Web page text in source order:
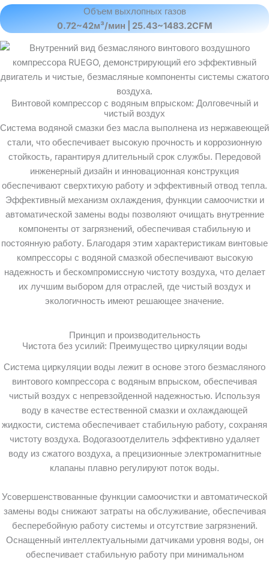
Объем выхлопных газов
0.72~42м³/мин | 25.43~1483.2CFM
Винтовой компрессор с водяным впрыском: Долговечный и
чистый воздух
Система водяной смазки без масла выполнена из нержавеющей
стали, что обеспечивает высокую прочность и коррозионную
стойкость, гарантируя длительный срок службы. Передовой
инженерный дизайн и инновационная конструкция
обеспечивают сверхтихую работу и эффективный отвод тепла.
Эффективный механизм охлаждения, функции самоочистки и
автоматической замены воды позволяют очищать внутренние
компоненты от загрязнений, обеспечивая стабильную и
постоянную работу. Благодаря этим характеристикам винтовые
компрессоры с водяной смазкой обеспечивают высокую
надежность и бескомпромиссную чистоту воздуха, что делает
их лучшим выбором для отраслей, где чистый воздух и
экологичность имеют решающее значение.
Принцип и производительность
Чистота без усилий: Преимущество циркуляции воды
Система циркуляции воды лежит в основе этого безмасляного
винтового компрессора с водяным впрыском, обеспечивая
чистый воздух с непревзойденной надежностью. Используя
воду в качестве естественной смазки и охлаждающей
жидкости, система обеспечивает стабильную работу, сохраняя
чистоту воздуха. Водогазоотделитель эффективно удаляет
воду из сжатого воздуха, а прецизионные электромагнитные
клапаны плавно регулируют поток воды.
Усовершенствованные функции самоочистки и автоматической
замены воды снижают затраты на обслуживание, обеспечивая
бесперебойную работу системы и отсутствие загрязнений.
Оснащенный интеллектуальными датчиками уровня воды, он
обеспечивает стабильную работу при минимальном